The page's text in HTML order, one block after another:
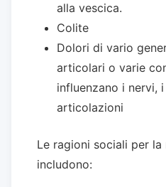
alla vescica.
Colite
Dolori di vario
articolari o varie
influenzano i nervi,
articolazioni
Le ragioni sociali per
includono: